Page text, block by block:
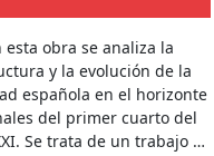
esta obra se analiza la
y la evolución de la
española en el horizonte
del primer cuarto del
Se trata de un trabajo …